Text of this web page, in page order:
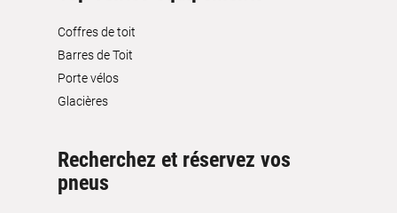
Coffres de toit
Barres de Toit
Porte vélos
Glacières
Recherchez et réservez vos
pneus